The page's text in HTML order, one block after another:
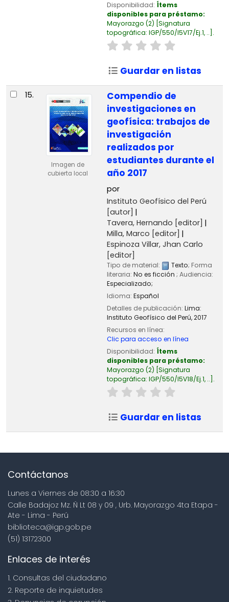
Disponibilidad: Ítems
disponibles para préstamo:
Mayorazgo (2) Signatura
topográfica: IGP/550/I5V17/Ej.1, .. .
Guardar en listas
15.
Imagen de
cubierta local
Compendio de
investigaciones en
geofísica: trabajos de
investigación
realizados por
estudiantes durante el
año 2017
por
Instituto Geofísico del Perú
[autor]
Tavera, Hernando [editor]
Milla, Marco [editor]
Espinoza Villar, Jhan Carlo
[editor]
Tipo de material: Texto; Forma
literaria: No es ficción ; Audiencia:
Especializado;
Idioma: Español
Detalles de publicación: Lima:
Instituto Geofísico del Perú,2017
Recursos en línea:
Clic para acceso en línea
Disponibilidad: Ítems
disponibles para préstamo:
Mayorazgo (2) Signatura
topográfica: IGP/550/I5V18/Ej.1, .. .
Guardar en listas
Contáctanos
Lunes a Viernes de 08:30 a 16:30
Calle Badajoz Mz. Ñ Lt 08 y 09 , Urb. Mayorazgo 4ta Etapa -
Ate - Lima - Perú
biblioteca@igp.gob.pe
(51) 13172300
Enlaces de interés
1. Consultas del ciudadano
2. Reporte de inquietudes